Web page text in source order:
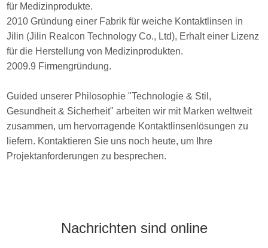
für Medizinprodukte.
2010 Gründung einer Fabrik für weiche Kontaktlinsen in
Jilin (Jilin Realcon Technology Co., Ltd), Erhalt einer Lizenz
für die Herstellung von Medizinprodukten.
2009.9 Firmengründung.
Guided unserer Philosophie "Technologie & Stil,
Gesundheit & Sicherheit" arbeiten wir mit Marken weltweit
zusammen, um hervorragende Kontaktlinsenlösungen zu
liefern. Kontaktieren Sie uns noch heute, um Ihre
Projektanforderungen zu besprechen.
Nachrichten sind online